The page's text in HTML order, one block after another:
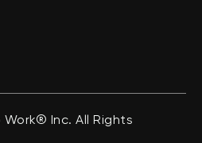
Inc. All Rights